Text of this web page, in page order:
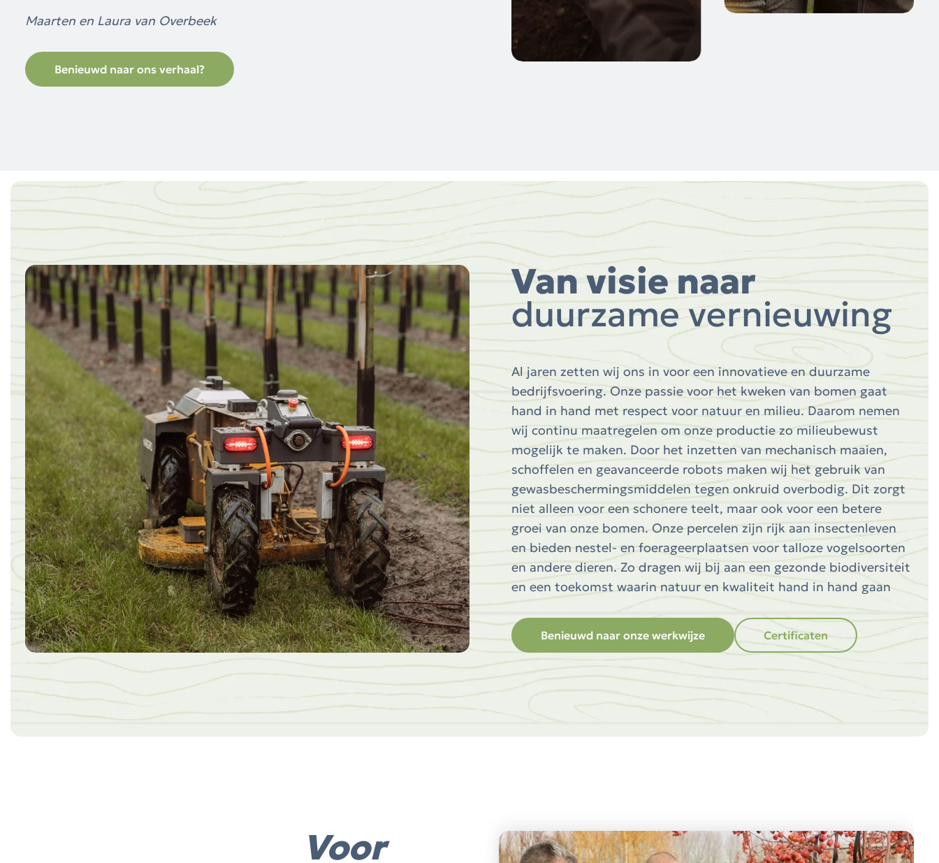
Maarten en Laura van Overbeek
Benieuwd naar ons verhaal?
Van visie naar
duurzame vernieuwing
Al jaren zetten wij ons in voor een innovatieve en duurzame
bedrijfsvoering. Onze passie voor het kweken van bomen gaat
hand in hand met respect voor natuur en milieu. Daarom nemen
wij continu maatregelen om onze productie zo milieubewust
mogelijk te maken. Door het inzetten van mechanisch maaien,
schoffelen en geavanceerde robots maken wij het gebruik van
gewasbeschermingsmiddelen tegen onkruid overbodig. Dit zorgt
niet alleen voor een schonere teelt, maar ook voor een betere
groei van onze bomen. Onze percelen zijn rijk aan insectenleven
en bieden nestel- en foerageerplaatsen voor talloze vogelsoorten
en andere dieren. Zo dragen wij bij aan een gezonde biodiversiteit
en een toekomst waarin natuur en kwaliteit hand in hand gaan
Benieuwd naar onze werkwijze Certificaten
Voor